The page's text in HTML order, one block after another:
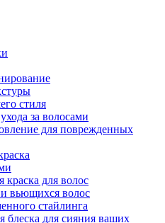
стиля
за волосами
для поврежденных
краска для волос
вьющихся волос
стайлинга
блеска для сияния ваших